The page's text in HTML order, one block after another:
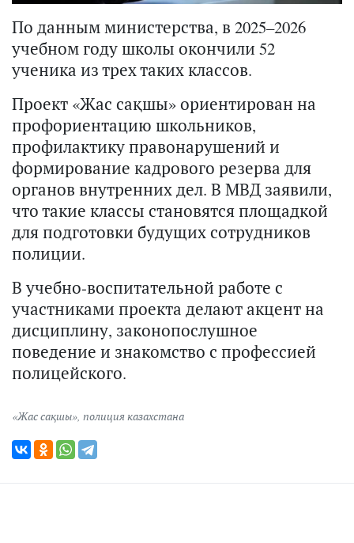
По данным министерства, в 2025–2026
учебном году школы окончили 52
ученика из трех таких классов.
Проект «Жас сақшы» ориентирован на
профориентацию школьников,
профилактику правонарушений и
формирование кадрового резерва для
органов внутренних дел. В МВД заявили,
что такие классы становятся площадкой
для подготовки будущих сотрудников
полиции.
В учебно-воспитательной работе с
участниками проекта делают акцент на
дисциплину, законопослушное
поведение и знакомство с профессией
полицейского.
«Жас сақшы» полиция казахстана